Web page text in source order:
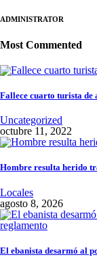
ADMINISTRATOR
Most Commented
Fallece cuarto turista de
Uncategorized
octubre 11, 2022
Hombre resulta herido
Locales
agosto 8, 2026
El ebanista desarmó al